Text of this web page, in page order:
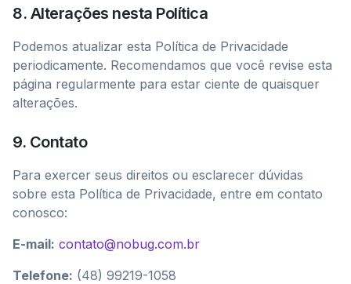
8. Alterações nesta Política
Podemos atualizar esta Política de Privacidade
periodicamente. Recomendamos que você revise esta
página regularmente para estar ciente de quaisquer
alterações.
9. Contato
Para exercer seus direitos ou esclarecer dúvidas
sobre esta Política de Privacidade, entre em contato
conosco:
E-mail: contato@nobug.com.br
Telefone: (48) 99219-1058